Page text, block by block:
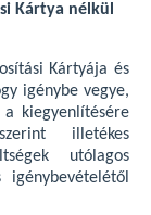
Kártya nélkül
Kártyája és
igénybe vegye,
kiegyenlítésére
illetékes
utólagos